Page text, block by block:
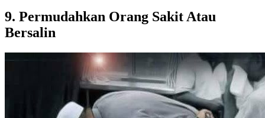
9. Permudahkan Orang Sakit Atau
Bersalin